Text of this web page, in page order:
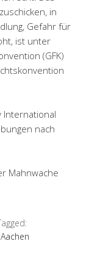
in
Gefahr für
ist unter
(GFK)
nach
Mahnwache